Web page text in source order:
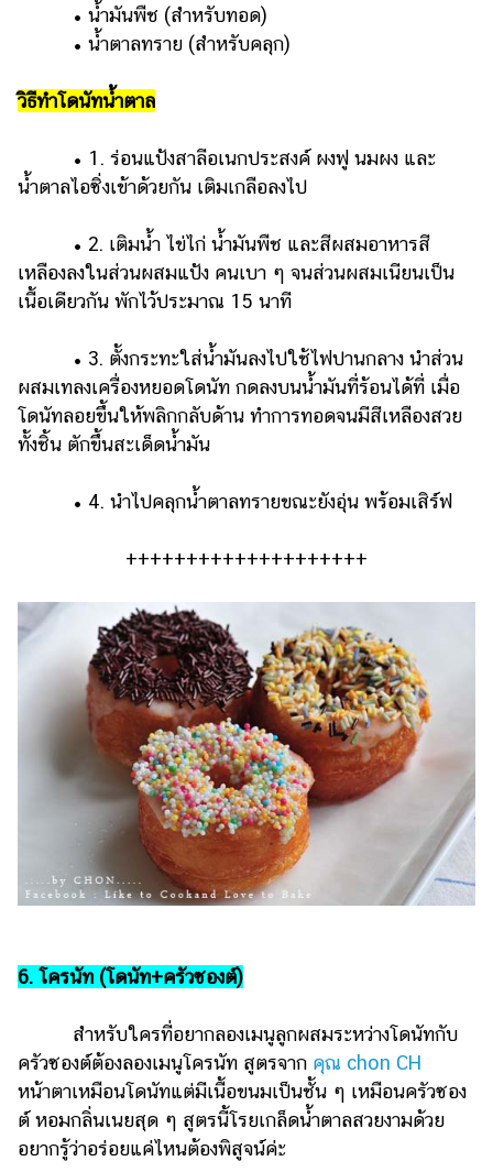
• น้ำมันพืช (สำหรับทอด)
• น้ำตาลทราย (สำหรับคลุก)
วิธีทำโดนัทน้ำตาล
• 1. ร่อนแป้งสาลีอเนกประสงค์ ผงฟู นมผง และ
น้ำตาลไอซิ่งเข้าด้วยกัน เติมเกลือลงไป
• 2. เติมน้ำ ไข่ไก่ น้ำมันพืช และสีผสมอาหารสี
เหลืองลงในส่วนผสมแป้ง คนเบา ๆ จนส่วนผสมเนียนเป็น
เนื้อเดียวกัน พักไว้ประมาณ 15 นาที
• 3. ตั้งกระทะใส่น้ำมันลงไปใช้ไฟปานกลาง นำส่วน
ผสมเทลงเครื่องหยอดโดนัท กดลงบนน้ำมันที่ร้อนได้ที่ เมื่อ
โดนัทลอยขึ้นให้พลิกกลับด้าน ทำการทอดจนมีสีเหลืองสวย
ทั้งชิ้น ตักขึ้นสะเด็ดน้ำมัน
• 4. นำไปคลุกน้ำตาลทรายขณะยังอุ่น พร้อมเสิร์ฟ
++++++++++++++++++++
6. โครนัท (โดนัท+ครัวซองต์)
สำหรับใครที่อยากลองเมนูลูกผสมระหว่างโดนัทกับ
ครัวซองต์ต้องลองเมนูโครนัท สูตรจาก คุณ chon CH
หน้าตาเหมือนโดนัทแต่มีเนื้อขนมเป็นชั้น ๆ เหมือนครัวซอง
ต์ หอมกลิ่นเนยสุด ๆ สูตรนี้โรยเกล็ดน้ำตาลสวยงามด้วย
อยากรู้ว่าอร่อยแค่ไหนต้องพิสูจน์ค่ะ